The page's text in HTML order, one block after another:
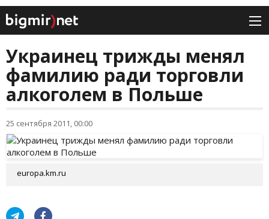
Украинец трижды менял
фамилию ради торговли
алкоголем в Польше
25 сентября 2011, 00:00
europa.km.ru